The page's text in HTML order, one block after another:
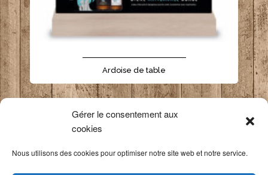
Gérer le consentement aux
cookies
Nous utilisons des cookies pour optimiser notre site web et notre service.
- - - - - - - - - - - - - - - - - - - - - -
Ardoise de table